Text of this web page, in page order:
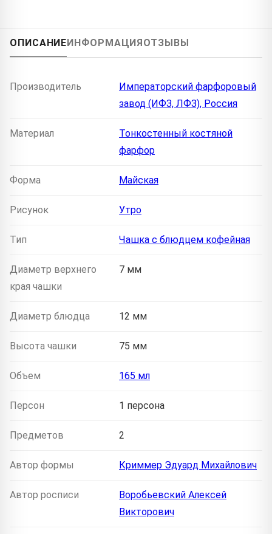
ОПИСАНИЕИНФОРМАЦИЯОТЗЫВЫ
Производитель
Императорский фарфоровый
завод (ИФЗ, ЛФЗ), Россия
Материал
Тонкостенный костяной
фарфор
Форма Майская
Рисунок Утро
Тип Чашка с блюдцем кофейная
Диаметр верхнего
края чашки
7 мм
Диаметр блюдца 12 мм
Высота чашки 75 мм
Объем 165 мл
Персон 1 персона
Предметов 2
Автор формы Криммер Эдуард Михайлович
Автор росписи
Воробьевский Алексей
Викторович